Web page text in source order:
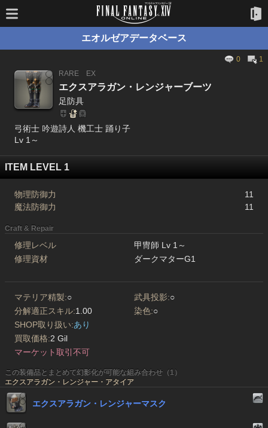
エオルゼアデータベース
0
1
RARE
EX
エクスアラガン・レンジャーブーツ
足防具
弓術士 吟遊詩人 機工士 踊り子
Lv 1～
ITEM LEVEL 1
物理防御力
11
魔法防御力
11
Craft & Repair
修理レベル
甲冑師 Lv 1～
修理資材
ダークマターG1
マテリア精製:○ 武具投影:○
分解適正スキル:1.00 染色:○
SHOP取り扱い:あり
買取価格:2 Gil
マーケット取引不可
この装備品とまとめて幻影化が可能な組み合わせ（1）
エクスアラガン・レンジャー・アタイア
エクスアラガン・レンジャーマスク